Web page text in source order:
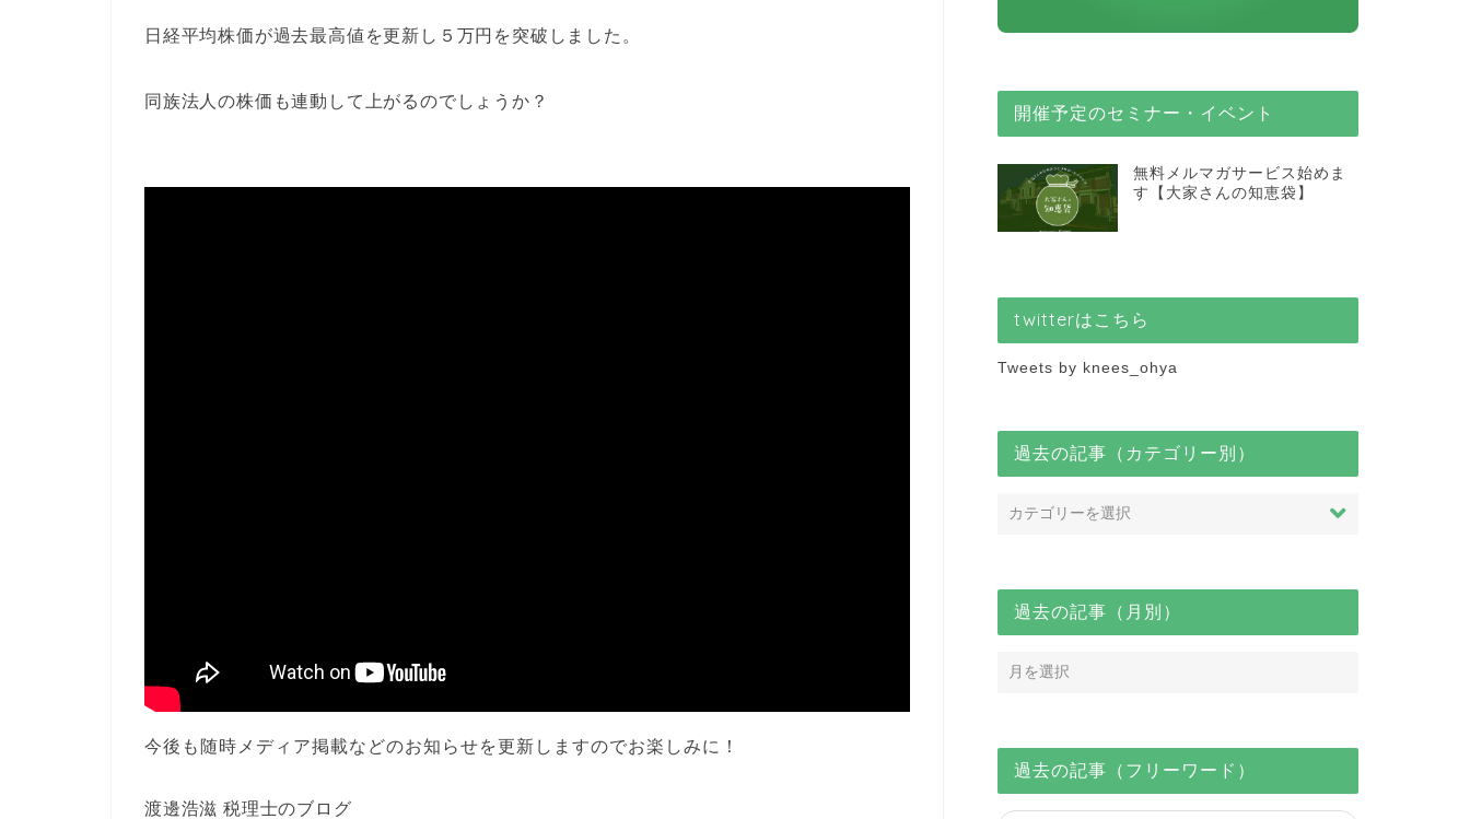
日経平均株価が過去最高値を更新し５万円を突破しました。
同族法人の株価も連動して上がるのでしょうか？
今後も随時メディア掲載などのお知らせを更新しますのでお楽しみに！
渡邊浩滋 税理士のブログ
開催予定のセミナー・イベント
無料メルマガサービス始めま
す【大家さんの知恵袋】
twitterはこちら
Tweets by knees_ohya
過去の記事（カテゴリー別）
過去の記事（月別）
過去の記事（フリーワード）